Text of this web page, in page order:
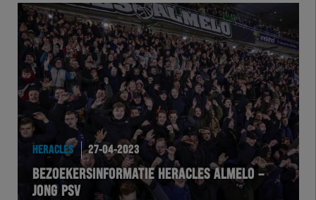
HERACLES 27-04-2023
BEZOEKERSINFORMATIE HERACLES ALMELO –
JONG PSV